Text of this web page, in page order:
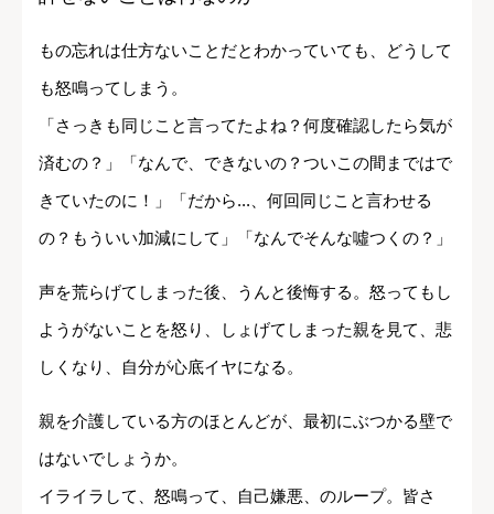
もの忘れは仕方ないことだとわかっていても、どうして
も怒鳴ってしまう。
「さっきも同じこと言ってたよね？何度確認したら気が
済むの？」「なんで、できないの？ついこの間まではで
きていたのに！」「だから...、何回同じこと言わせる
の？もういい加減にして」「なんでそんな噓つくの？」
声を荒らげてしまった後、うんと後悔する。怒ってもし
ようがないことを怒り、しょげてしまった親を見て、悲
しくなり、自分が心底イヤになる。
親を介護している方のほとんどが、最初にぶつかる壁で
はないでしょうか。
イライラして、怒鳴って、自己嫌悪、のループ。皆さ